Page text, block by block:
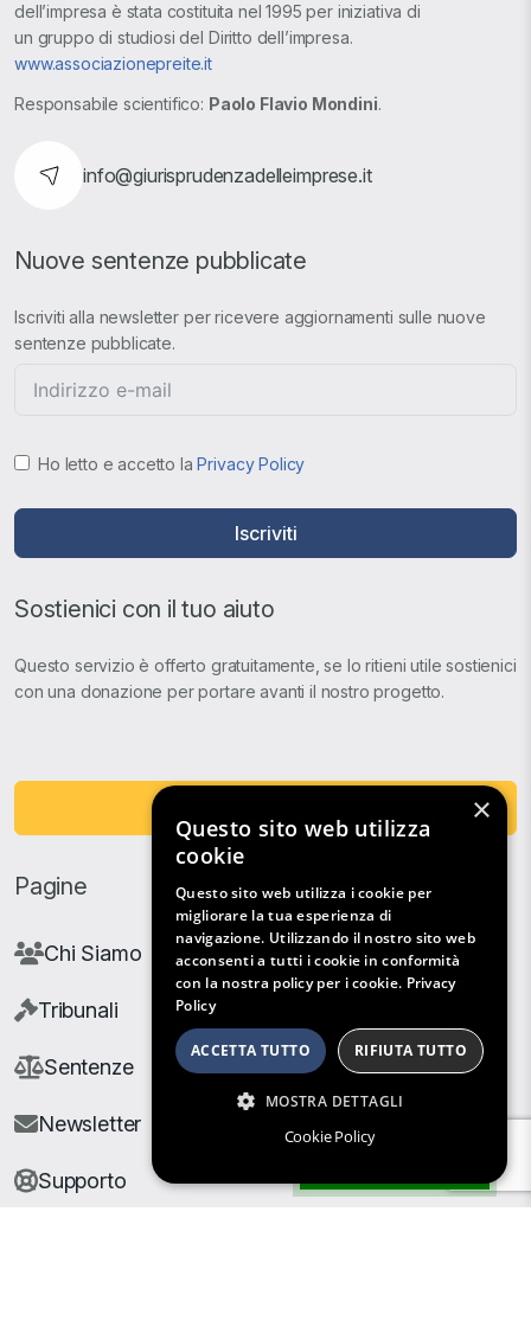
dell’impresa è stata costituita nel 1995 per iniziativa di
un gruppo di studiosi del Diritto dell’impresa.
www.associazionepreite.it
Responsabile scientifico: Paolo Flavio Mondini.
info@giurisprudenzadelleimprese.it
Nuove sentenze pubblicate
Iscriviti alla newsletter per ricevere aggiornamenti sulle nuove
sentenze pubblicate.
Ho letto e accetto laPrivacy Policy
Iscriviti
Sostienici con il tuo aiuto
Questo servizio è offerto gratuitamente, se lo ritieni utile sostienici
con una donazione per portare avanti il nostro progetto.
Pagine
Chi Siamo
Tribunali
Sentenze
Newsletter
Supporto
×
Questo sito web utilizza
cookie
Questo sito web utilizza i cookie per
migliorare la tua esperienza di
navigazione. Utilizzando il nostro sito web
acconsenti a tutti i cookie in conformità
con la nostra policy per i cookie. Privacy
Policy
ACCETTA TUTTO RIFIUTA TUTTO
MOSTRA DETTAGLI
Cookie Policy